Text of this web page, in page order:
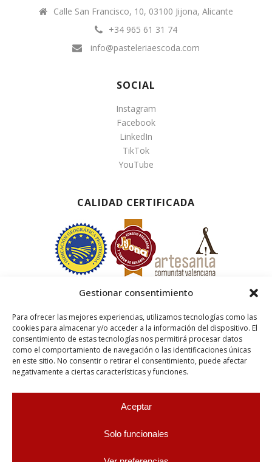
Gestionar consentimiento
Para ofrecer las mejores experiencias, utilizamos tecnologías como las
cookies para almacenar y/o acceder a la información del dispositivo. El
consentimiento de estas tecnologías nos permitirá procesar datos
como el comportamiento de navegación o las identificaciones únicas
en este sitio. No consentir o retirar el consentimiento, puede afectar
negativamente a ciertas características y funciones.
Aceptar
Solo funcionales
Calle San Francisco, 10, 03100 Jijona, Alicante
+34 965 61 31 74
info@pasteleriaescoda.com
SOCIAL
Instagram
Facebook
LinkedIn
TikTok
YouTube
CALIDAD CERTIFICADA